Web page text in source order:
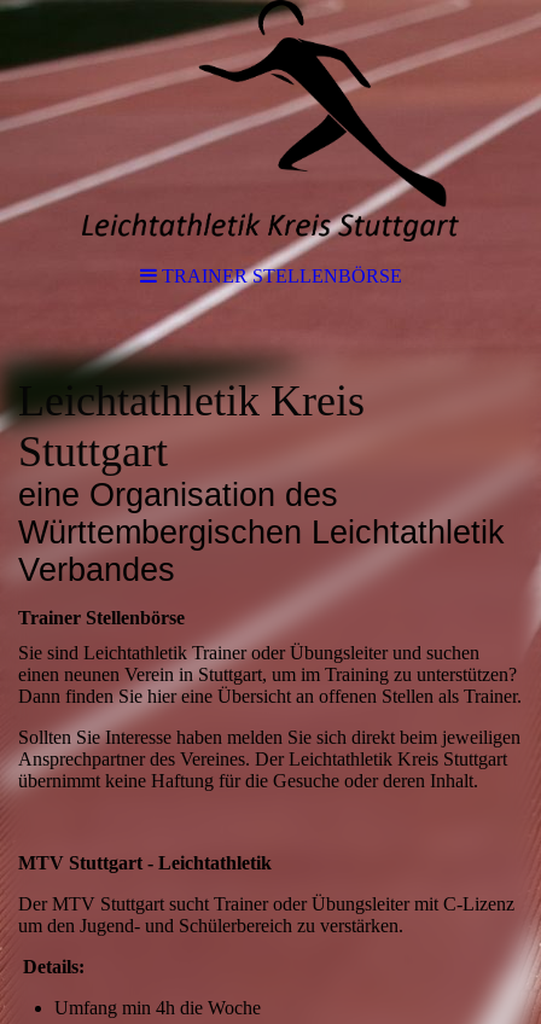
TRAINER STELLENBÖRSE
Leichtathletik Kreis
Stuttgart
eine Organisation des
Württembergischen Leichtathletik
Verbandes
Trainer Stellenbörse
Sie sind Leichtathletik Trainer oder Übungsleiter und suchen
einen neunen Verein in Stuttgart, um im Training zu unterstützen?
Dann finden Sie hier eine Übersicht an offenen Stellen als Trainer.
Sollten Sie Interesse haben melden Sie sich direkt beim jeweiligen
Ansprechpartner des Vereines. Der Leichtathletik Kreis Stuttgart
übernimmt keine Haftung für die Gesuche oder deren Inhalt.
MTV Stuttgart - Leichtathletik
Der MTV Stuttgart sucht Trainer oder Übungsleiter mit C-Lizenz
um den Jugend- und Schülerbereich zu verstärken.
Details:
Umfang min 4h die Woche